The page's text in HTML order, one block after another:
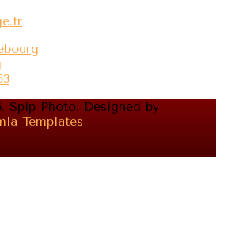
Spip Photo. Designed by
Templates